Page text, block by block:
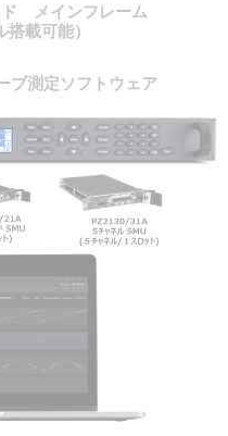
ド メインフレーム
搭載可能）
ブ測定ソフトウェア